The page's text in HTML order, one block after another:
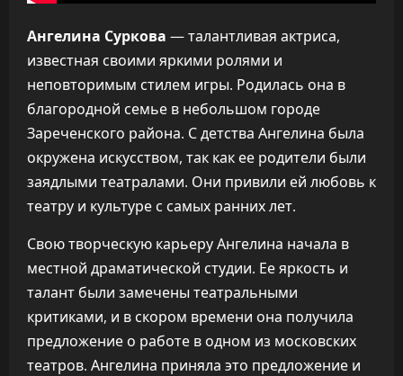
Ангелина Суркова — талантливая актриса,
известная своими яркими ролями и
неповторимым стилем игры. Родилась она в
благородной семье в небольшом городе
Зареченского района. С детства Ангелина была
окружена искусством, так как ее родители были
заядлыми театралами. Они привили ей любовь к
театру и культуре с самых ранних лет.
Свою творческую карьеру Ангелина начала в
местной драматической студии. Ее яркость и
талант были замечены театральными
критиками, и в скором времени она получила
предложение о работе в одном из московских
театров. Ангелина приняла это предложение и